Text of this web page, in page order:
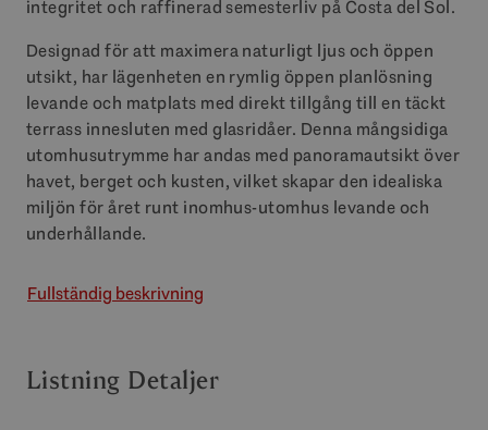
integritet och raffinerad semesterliv på Costa del Sol.
Designad för att maximera naturligt ljus och öppen
utsikt, har lägenheten en rymlig öppen planlösning
levande och matplats med direkt tillgång till en täckt
terrass innesluten med glasridåer. Denna mångsidiga
utomhusutrymme har andas med panoramautsikt över
havet, berget och kusten, vilket skapar den idealiska
miljön för året runt inomhus-utomhus levande och
underhållande.
Fullständig beskrivning
Listning Detaljer